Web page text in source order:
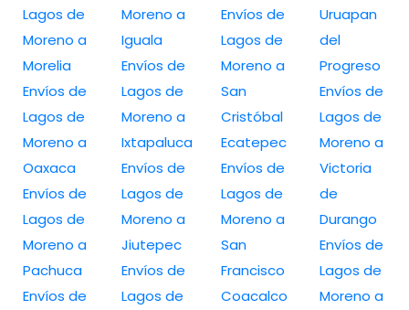
Lagos de
Moreno a
Morelia
Envíos de
Lagos de
Moreno a
Oaxaca
Envíos de
Lagos de
Moreno a
Pachuca
Envíos de
Moreno a
Iguala
Envíos de
Lagos de
Moreno a
Ixtapaluca
Envíos de
Lagos de
Moreno a
Jiutepec
Envíos de
Lagos de
Envíos de
Lagos de
Moreno a
San
Cristóbal
Ecatepec
Envíos de
Lagos de
Moreno a
San
Francisco
Coacalco
Uruapan
del
Progreso
Envíos de
Lagos de
Moreno a
Victoria
de
Durango
Envíos de
Lagos de
Moreno a